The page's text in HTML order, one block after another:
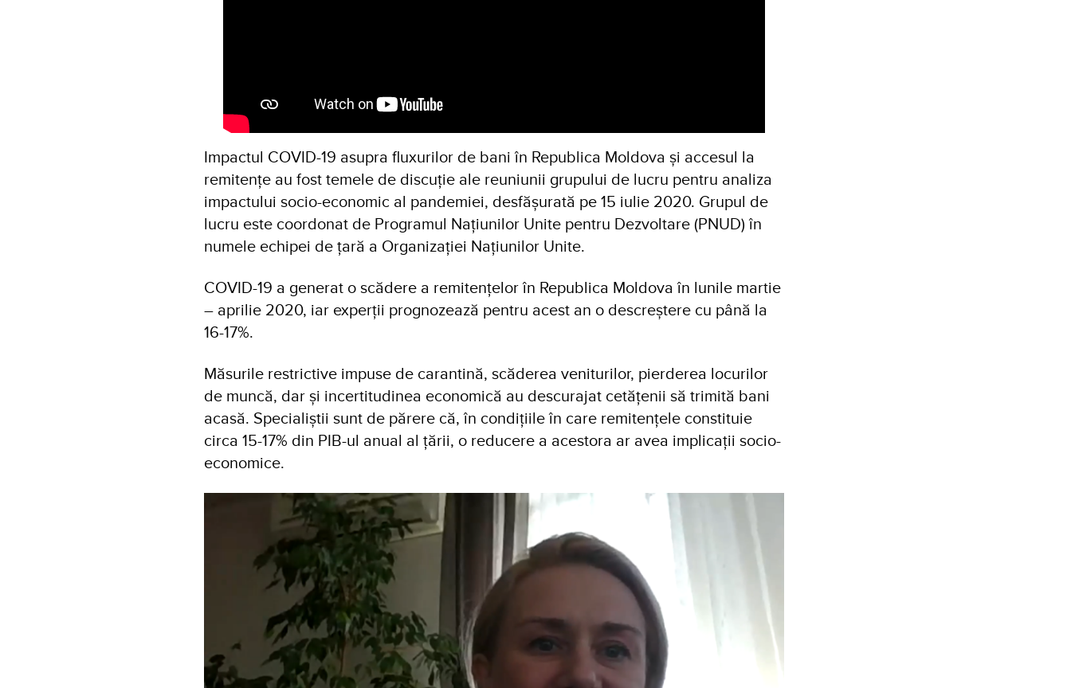
Impactul COVID-19 asupra fluxurilor de bani în Republica Moldova și accesul la
remitențe au fost temele de discuție ale reuniunii grupului de lucru pentru analiza
impactului socio-economic al pandemiei, desfășurată pe 15 iulie 2020. Grupul de
lucru este coordonat de Programul Națiunilor Unite pentru Dezvoltare (PNUD) în
numele echipei de țară a Organizației Națiunilor Unite.
COVID-19 a generat o scădere a remitențelor în Republica Moldova în lunile martie
– aprilie 2020, iar experții prognozează pentru acest an o descreștere cu până la
16-17%.
Măsurile restrictive impuse de carantină, scăderea veniturilor, pierderea locurilor
de muncă, dar și incertitudinea economică au descurajat cetățenii să trimită bani
acasă. Specialiștii sunt de părere că, în condițiile în care remitențele constituie
circa 15-17% din PIB-ul anual al țării, o reducere a acestora ar avea implicații socio-
economice.